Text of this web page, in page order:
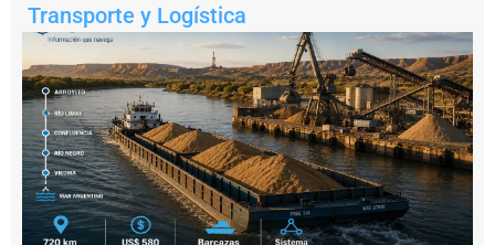
d
e
R
o
s
a
ri
o
c
o
n
Transporte y Logística